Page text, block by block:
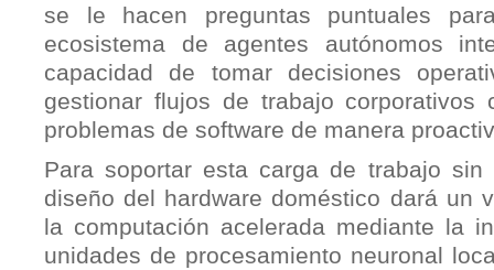
se le hacen preguntas puntuales
ecosistema de agentes autónomos
capacidad de tomar decisiones
gestionar flujos de trabajo corporativos
problemas de software de manera
Para soportar esta carga de trabajo
diseño del hardware doméstico dará un
la computación acelerada mediante la
unidades de procesamiento neuronal